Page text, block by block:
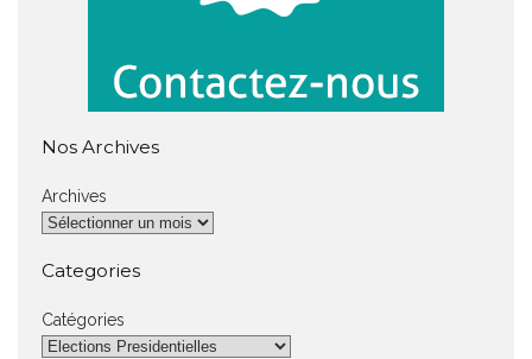
Nos Archives
Archives
Categories
Catégories